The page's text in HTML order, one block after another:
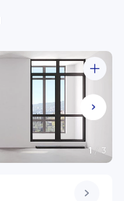
1 /3